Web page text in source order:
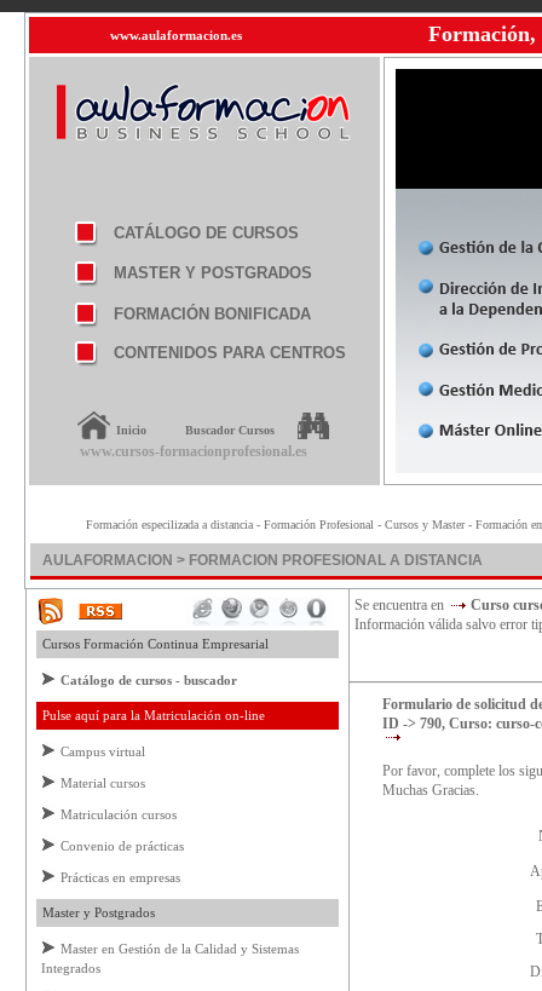
www.aulaformacion.es
CATÁLOGO DE CURSOS
MASTER Y POSTGRADOS
FORMACIÓN BONIFICADA
CONTENIDOS PARA CENTROS
Inicio Buscador Cursos
www.cursos-formacionprofesional.es
Formación especilizada a distancia - Formación Profesional - Cursos y Master - Formación
AULAFORMACION > FORMACION PROFESIONAL A DISTANCIA
Cursos Formación Continua Empresarial
Catálogo de cursos - buscador
Pulse aquí para la Matriculación on-line
Campus virtual
Material cursos
Matriculación cursos
Convenio de prácticas
Prácticas en empresas
Master y Postgrados
Master en Gestión de la Calidad y Sistemas
Integrados
Se encuentra en
Curso
Información válida salvo error
Formulario de solicitud
ID -> 790, Curso: curso-
Por favor, complete los
Muchas Gracias.